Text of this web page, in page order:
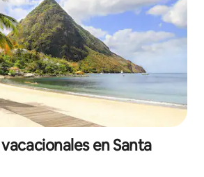
en Santa